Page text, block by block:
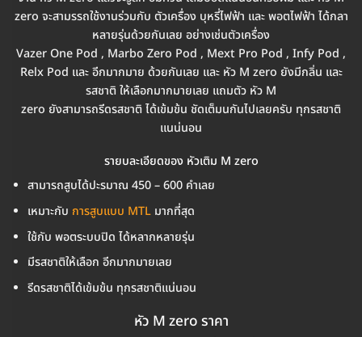
zero จะสามรรถใช้งานร่วมกับ ตัวเครื่อง บุหรี่ไฟฟ้า และ พอตไฟฟ้า ได้กลา
หลายรุ่นด้วยกันเลย อย่างเช่นตัวเครื่อง
Vazer One Pod , Marbo Zero Pod , Mext Pro Pod , Infy Pod ,
Relx Pod และ อีกมากมาย ด้วยกันเลย และ หัว M zero ยังมีกลิ่น และ
รสชาติ ให้เลือกมากมายเลย แถมตัว หัว M
zero ยังสามารถรีดรสชาติ ได้เข้มข้น ชัดเต็มนกันไปเลยครับ ทุกรสชาติ
แนน่นอน
รายบละเอียดของ หัวเติม M zero
สามารถสูบได้ปะรมาณ 450 – 600 คำเลย
เหมาะกับ การสูบแบบ MTLมากที่สุด
ใช้กับ พอตระบบปิด ได้หลากหลายรุ่น
มีรสชาติให้เลือก อีกมากมายเลย
รีดรสชาติได้เข้มข้น ทุกรสชาติแน่นอน
หัว M zero ราคา